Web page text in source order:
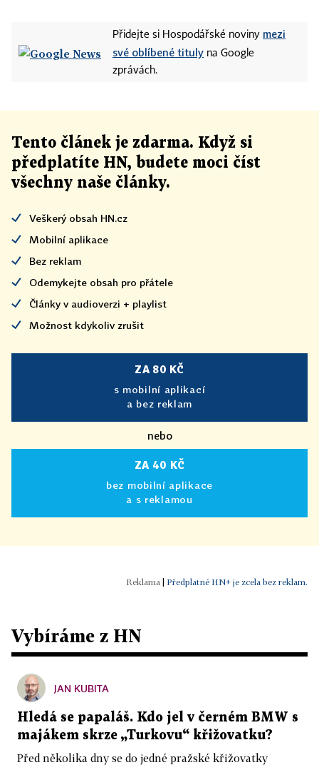
Přidejte si Hospodářské noviny mezi
své oblíbené tituly na Google
zprávách.
Tento článek je zdarma. Když si
předplatíte HN, budete moci číst
všechny naše články.
Veškerý obsah HN.cz
Mobilní aplikace
Bez reklam
Odemykejte obsah pro přátele
Články v audioverzi + playlist
Možnost kdykoliv zrušit
ZA 80 KČ
s mobilní aplikací
a bez reklam
nebo
ZA 40 KČ
bez mobilní aplikace
a s reklamou
Předplatné HN+ je zcela bez reklam.
Vybíráme z HN
JAN KUBITA
Hledá se papaláš. Kdo jel v černém BMW s
majákem skrze „Turkovu“ křižovatku?
Před několika dny se do jedné pražské křižovatky